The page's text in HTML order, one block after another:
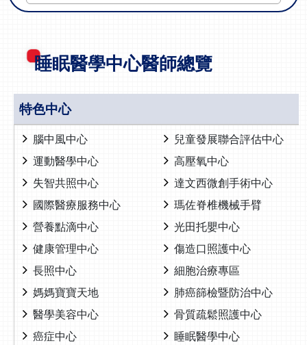
睡眠醫學中心醫師總覽
特色中心
腦中風中心
兒童發展聯合評估中心
運動醫學中心
高壓氧中心
失智共照中心
達文西微創手術中心
國際醫療服務中心
瑪佐脊椎機械手臂
營養點滴中心
光田托嬰中心
健康管理中心
傷造口照護中心
長照中心
細胞治療專區
媽媽寶寶天地
肺癌篩檢暨防治中心
醫學美容中心
骨質疏鬆照護中心
癌症中心
睡眠醫學中心